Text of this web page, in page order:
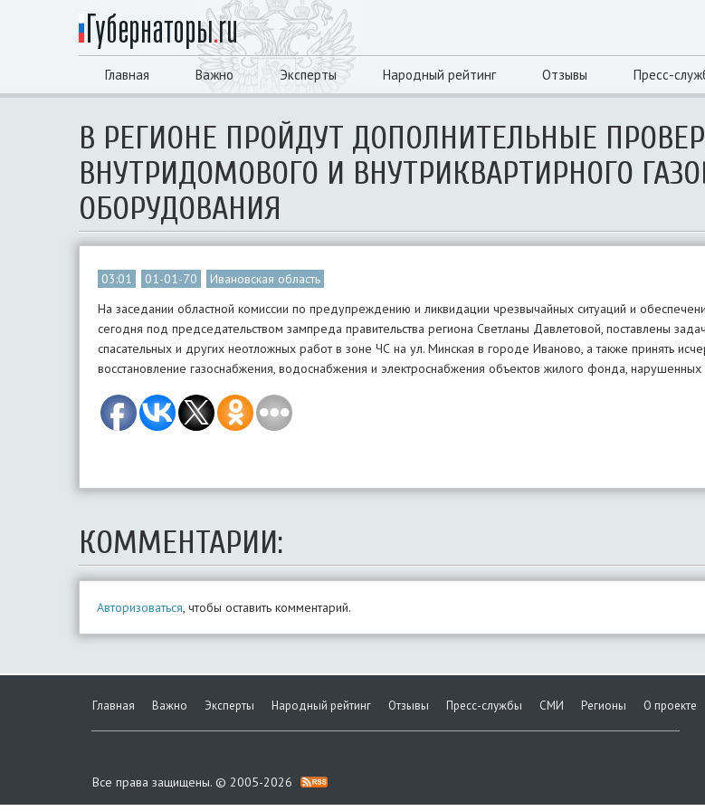
Главная Важно Эксперты Народный рейтинг Отзывы Пресс-
В РЕГИОНЕ ПРОЙДУТ ДОПОЛНИТЕЛЬНЫЕ
ВНУТРИДОМОВОГО И ВНУТРИКВАРТИРНОГО
ОБОРУДОВАНИЯ
03:01 01-01-70
Ивановская область
На заседании областной комиссии по предупреждению и ликвидации чрезвычайных ситуаций и
сегодня под председательством зампреда правительства региона Светланы Давлетовой, поставлены
спасательных и других неотложных работ в зоне ЧС на ул. Минская в городе Иваново, а также принять
восстановление газоснабжения, водоснабжения и электроснабжения объектов жилого фонда, нарушенных
КОММЕНТАРИИ:
Авторизоваться, чтобы оставить комментарий.
Главная Важно Эксперты Народный рейтинг Отзывы Пресс-службы СМИ Регионы О проекте
Все права защищены. © 2005-2026